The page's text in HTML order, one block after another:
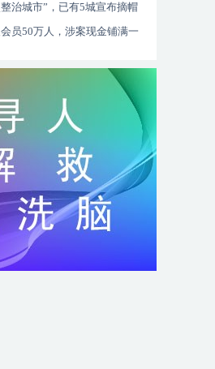
治城市”，已有5城宣布摘帽
员50万人，涉案现金铺满一